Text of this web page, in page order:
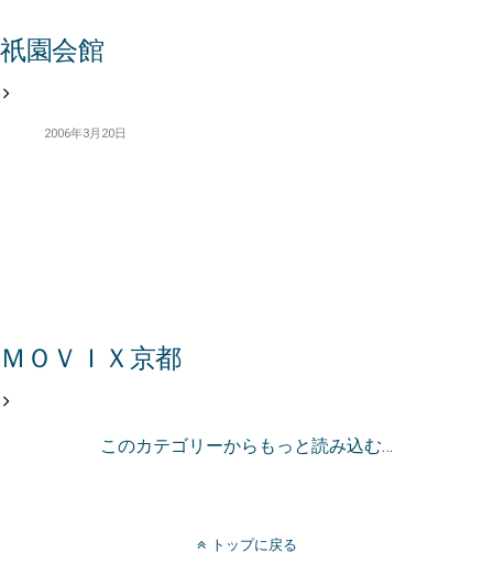
祇園会館
2006年3月20日
ＭＯＶＩＸ京都
このカテゴリーからもっと読み込む…
トップに戻る